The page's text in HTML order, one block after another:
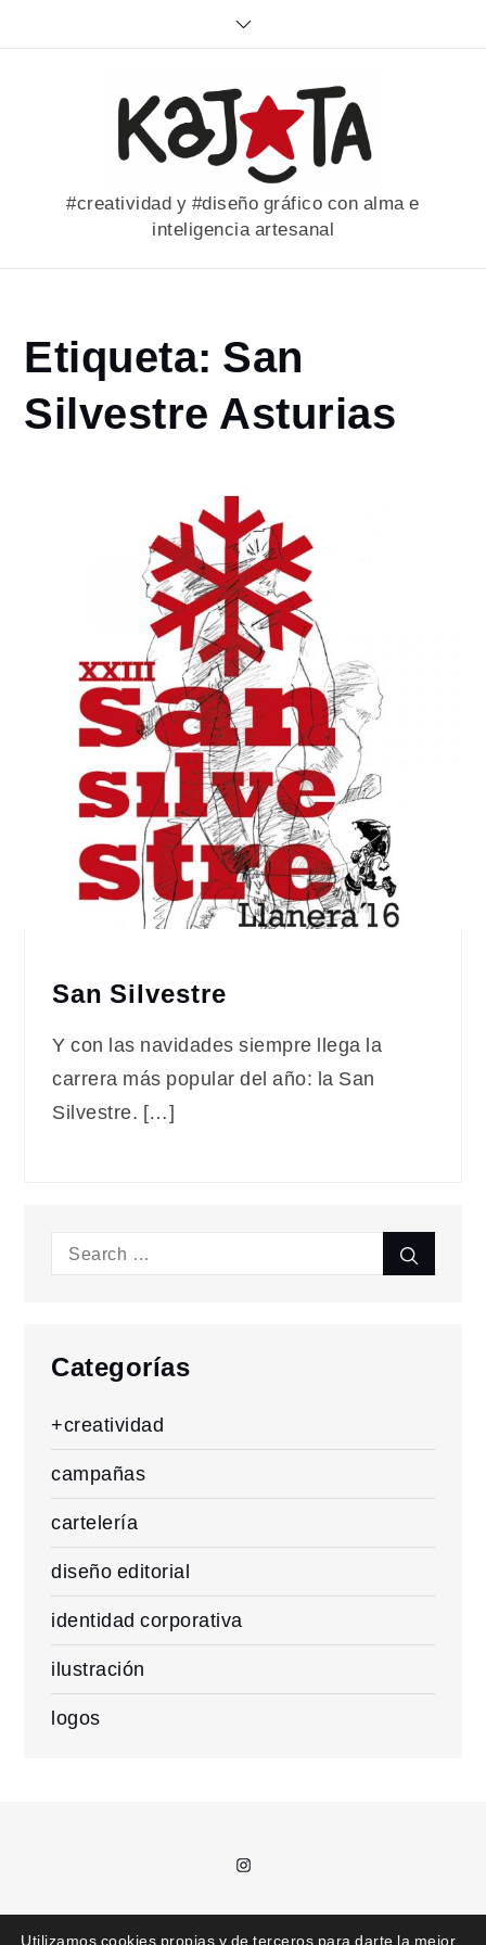
#creatividad y #diseño gráfico con alma e
inteligencia artesanal
Home
portfolio
San
Silvestre
Etiqueta: San
Silvestre Asturias
San Silvestre
Y con las navidades siempre llega la
carrera más popular del año: la San
Silvestre. […]
Search
Categorías
+creatividad
campañas
cartelería
diseño editorial
identidad corporativa
ilustración
logos
Instagram
Utilizamos cookies propias y de terceros para darte la mejor